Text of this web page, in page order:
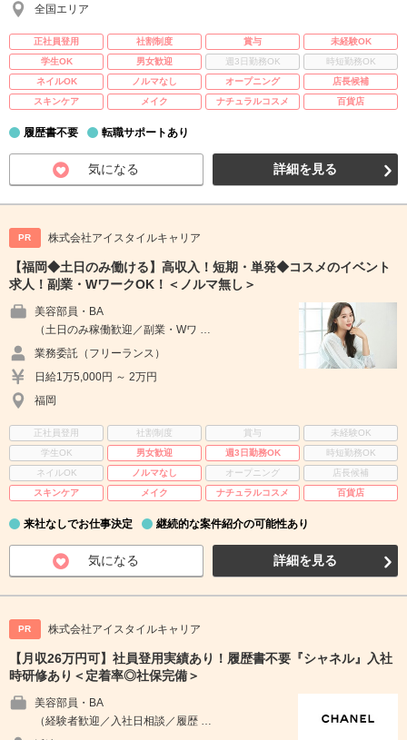
全国エリア
正社員登用 社割制度 賞与
未経験OK
学生OK
男女歓迎 週3日勤務OK
時短勤務OK
ネイルOK
ノルマなし オープニング
店長候補
スキンケア
メイク ナチュラルコスメ 百貨店
履歴書不要 転職サポートあり
気になる 詳細を見る
PR 株式会社アイスタイルキャリア
【福岡◆土日のみ働ける】高収入！短期・単発◆コスメのイベント
求人！副業・WワークOK！＜ノルマ無し＞
美容部員・BA
（土日のみ稼働歓迎／副業・Wワ …
業務委託（フリーランス）
日給1万5,000円 ～ 2万円
福岡
正社員登用 社割制度 賞与
未経験OK
学生OK
男女歓迎 週3日勤務OK
時短勤務OK
ネイルOK
ノルマなし オープニング
店長候補
スキンケア
メイク ナチュラルコスメ 百貨店
来社なしでお仕事決定 継続的な案件紹介の可能性あり
気になる 詳細を見る
PR 株式会社アイスタイルキャリア
【月収26万円可】社員登用実績あり！履歴書不要『シャネル』入社
時研修あり＜定着率◎社保完備＞
美容部員・BA
（経験者歓迎／入社日相談／履歴 …